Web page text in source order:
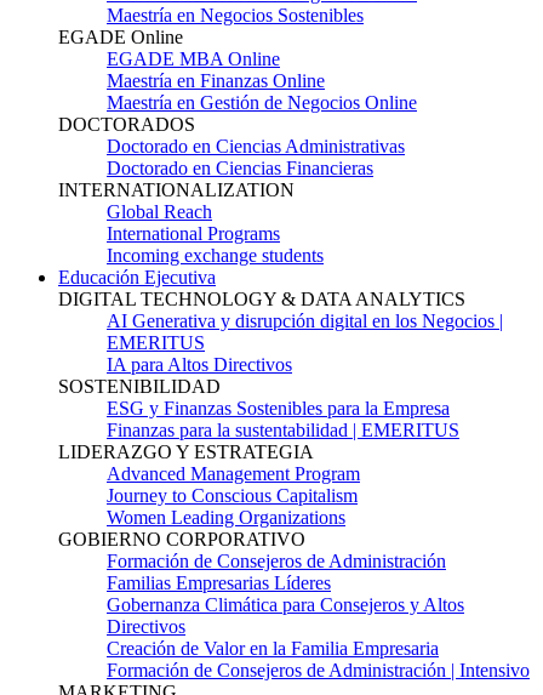
Maestría en Negocios Sostenibles
EGADE Online
EGADE MBA Online
Maestría en Finanzas Online
Maestría en Gestión de Negocios Online
DOCTORADOS
Doctorado en Ciencias Administrativas
Doctorado en Ciencias Financieras
INTERNATIONALIZATION
Global Reach
International Programs
Incoming exchange students
Educación Ejecutiva
DIGITAL TECHNOLOGY & DATA ANALYTICS
AI Generativa y disrupción digital en los Negocios |
EMERITUS
IA para Altos Directivos
SOSTENIBILIDAD
ESG y Finanzas Sostenibles para la Empresa
Finanzas para la sustentabilidad | EMERITUS
LIDERAZGO Y ESTRATEGIA
Advanced Management Program
Journey to Conscious Capitalism
Women Leading Organizations
GOBIERNO CORPORATIVO
Formación de Consejeros de Administración
Familias Empresarias Líderes
Gobernanza Climática para Consejeros y Altos
Directivos
Creación de Valor en la Familia Empresaria
Formación de Consejeros de Administración | Intensivo